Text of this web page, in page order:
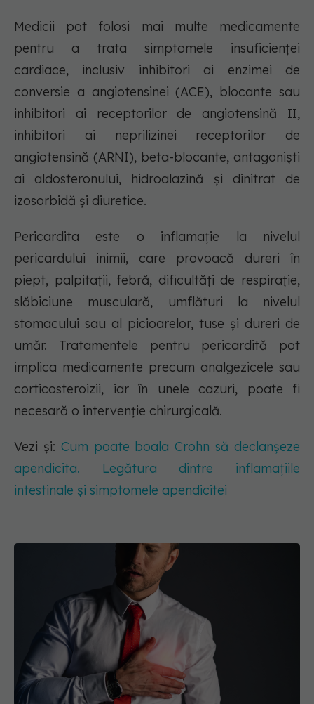
Medicii pot folosi mai multe medicamente
pentru a trata simptomele insuficienței
cardiace, inclusiv inhibitori ai enzimei de
conversie a angiotensinei (ACE), blocante sau
inhibitori ai receptorilor de angiotensină II,
inhibitori ai neprilizinei receptorilor de
angiotensină (ARNI), beta-blocante, antagoniști
ai aldosteronului, hidroalazină și dinitrat de
izosorbidă și diuretice.
Pericardita este o inflamație la nivelul
pericardului inimii, care provoacă dureri în
piept, palpitații, febră, dificultăți de respirație,
slăbiciune musculară, umflături la nivelul
stomacului sau al picioarelor, tuse și dureri de
umăr. Tratamentele pentru pericardită pot
implica medicamente precum analgezicele sau
corticosteroizii, iar în unele cazuri, poate fi
necesară o intervenție chirurgicală.
Vezi și: Cum poate boala Crohn să declanșeze
apendicita. Legătura dintre inflamațiile
intestinale și simptomele apendicitei